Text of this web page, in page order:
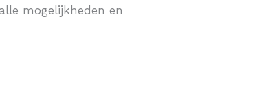
mogelijkheden en